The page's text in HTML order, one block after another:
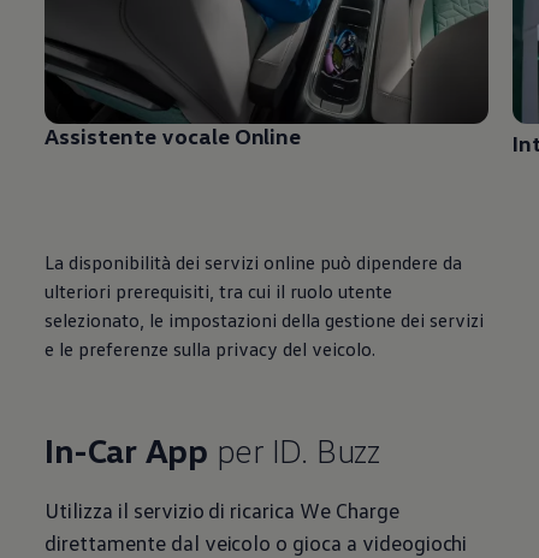
Assistente vocale Online
La disponibilità dei servizi online può dipendere da
ulteriori prerequisiti, tra cui il ruolo utente
selezionato, le impostazioni della gestione dei servizi
e le preferenze sulla privacy del veicolo.
In-Car App per ID. Buzz
Utilizza il servizio di ricarica We Charge
direttamente dal veicolo o gioca a videogiochi